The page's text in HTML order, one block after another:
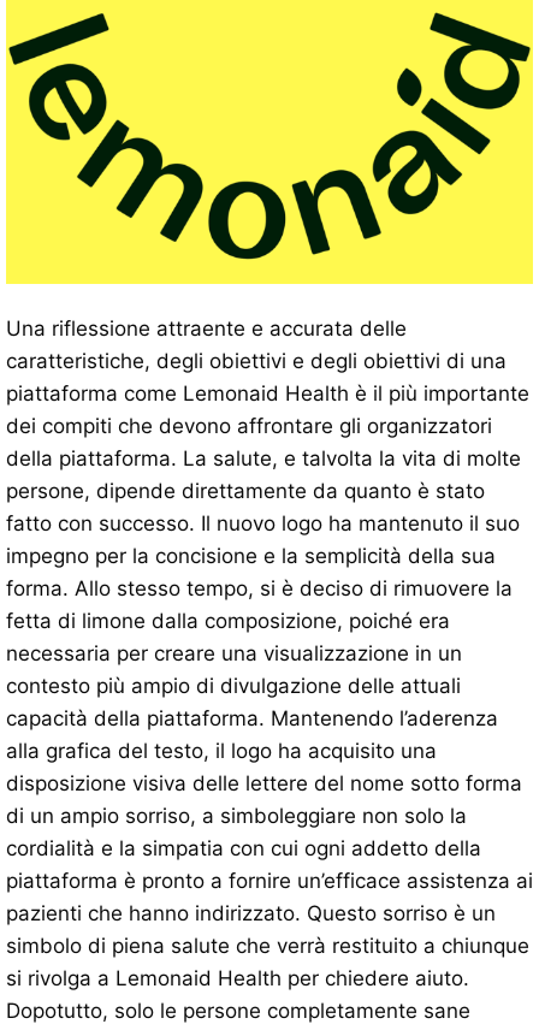
Una riflessione attraente e accurata delle
caratteristiche, degli obiettivi e degli obiettivi di una
piattaforma come Lemonaid Health è il più importante
dei compiti che devono affrontare gli organizzatori
della piattaforma. La salute, e talvolta la vita di molte
persone, dipende direttamente da quanto è stato
fatto con successo. Il nuovo logo ha mantenuto il suo
impegno per la concisione e la semplicità della sua
forma. Allo stesso tempo, si è deciso di rimuovere la
fetta di limone dalla composizione, poiché era
necessaria per creare una visualizzazione in un
contesto più ampio di divulgazione delle attuali
capacità della piattaforma. Mantenendo l’aderenza
alla grafica del testo, il logo ha acquisito una
disposizione visiva delle lettere del nome sotto forma
di un ampio sorriso, a simboleggiare non solo la
cordialità e la simpatia con cui ogni addetto della
piattaforma è pronto a fornire un’efficace assistenza ai
pazienti che hanno indirizzato. Questo sorriso è un
simbolo di piena salute che verrà restituito a chiunque
si rivolga a Lemonaid Health per chiedere aiuto.
Dopotutto, solo le persone completamente sane